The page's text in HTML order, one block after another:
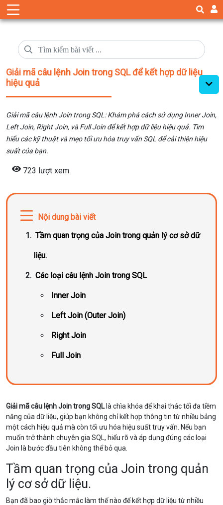
Giải mã câu lệnh Join trong SQL để kết hợp dữ liệu
hiệu quả
Giải mã câu lệnh Join trong SQL: Khám phá cách sử dụng Inner Join,
Left Join, Right Join, và Full Join để kết hợp dữ liệu hiệu quả. Tìm
hiểu các kỹ thuật và mẹo tối ưu hóa truy vấn SQL để cải thiện hiệu
suất của bạn.
723 lượt xem
Nội dung bài viết
Tầm quan trọng của Join trong quản lý cơ sở dữ
liệu.
Các loại câu lệnh Join trong SQL
Inner Join
Left Join (Outer Join)
Right Join
Full Join
Giải mã câu lệnh Join trong SQLlà chìa khóa để khai thác tối đa tiềm
năng của dữ liệu, giúp bạn không chỉ kết hợp thông tin từ nhiều bảng
một cách hiệu quả mà còn tối ưu hóa hiệu suất truy vấn. Nếu bạn
muốn trở thành chuyên gia SQL, hiểu rõ và áp dụng đúng các loại
Join là bước đầu tiên không thể bỏ qua.
Tầm quan trọng của Join trong quản
lý cơ sở dữ liệu.
Bạn đã bao giờ thắc mắc làm thế nào để kết hợp dữ liệu từ nhiều